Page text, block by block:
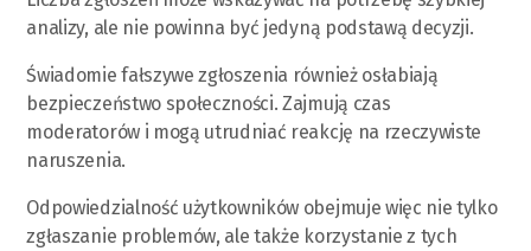
analizy, ale nie powinna być jedyną podstawą decyzji.
Świadomie fałszywe zgłoszenia również osłabiają
bezpieczeństwo społeczności. Zajmują czas
moderatorów i mogą utrudniać reakcję na rzeczywiste
naruszenia.
Odpowiedzialność użytkowników obejmuje więc nie tylko
zgłaszanie problemów, ale także korzystanie z tych